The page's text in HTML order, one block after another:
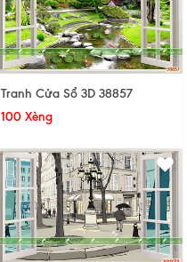
Tranh Cửa Sổ 3D 38857
100 Xèng